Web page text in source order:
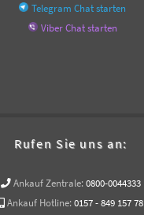
Telegram Chat starten
Viber Chat starten
Rufen Sie uns an:
Ankauf Zentrale: 0800-0044333
Ankauf Hotline: 0157 - 849 157 78